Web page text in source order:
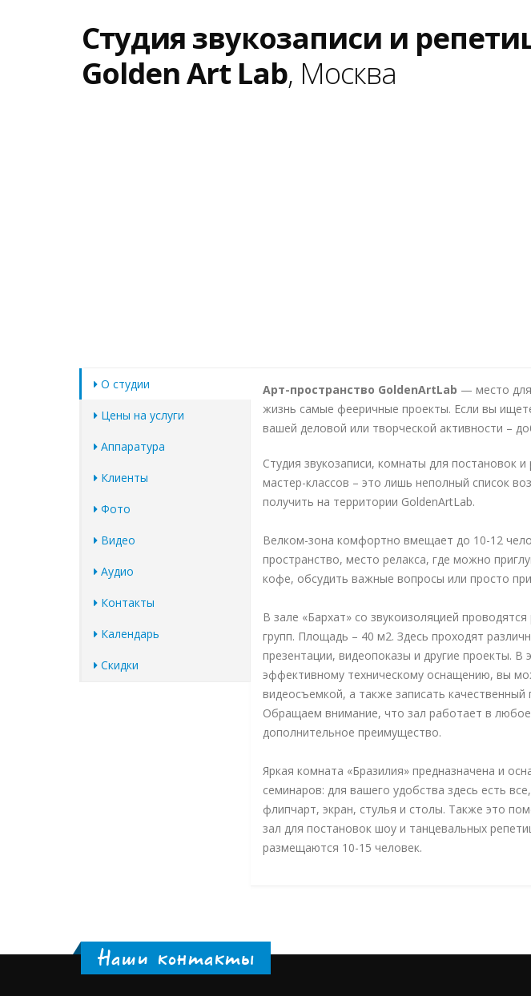
Студия звукозаписи и
Golden Art Lab, Москва
О студии
Цены на услуги
Аппаратура
Клиенты
Фото
Видео
Аудио
Контакты
Календарь
Скидки
Арт-пространство GoldenArtLab — место
жизнь самые фееричные проекты. Если вы
вашей деловой или творческой активности –
Студия звукозаписи, комнаты для постановок
мастер-классов – это лишь неполный список
получить на территории GoldenArtLab.
Велком-зона комфортно вмещает до 10-12
пространство, место релакса, где можно
кофе, обсудить важные вопросы или просто
В зале «Бархат» со звукоизоляцией
групп. Площадь – 40 м2. Здесь проходят
презентации, видеопоказы и другие проекты. В
эффективному техническому оснащению, вы
видеосъемкой, а также записать
Обращаем внимание, что зал работает в
дополнительное преимущество.
Яркая комната «Бразилия» предназначена и
семинаров: для вашего удобства здесь есть
флипчарт, экран, стулья и столы. Также это
зал для постановок шоу и танцевальных
размещаются 10-15 человек.
Наши контакты